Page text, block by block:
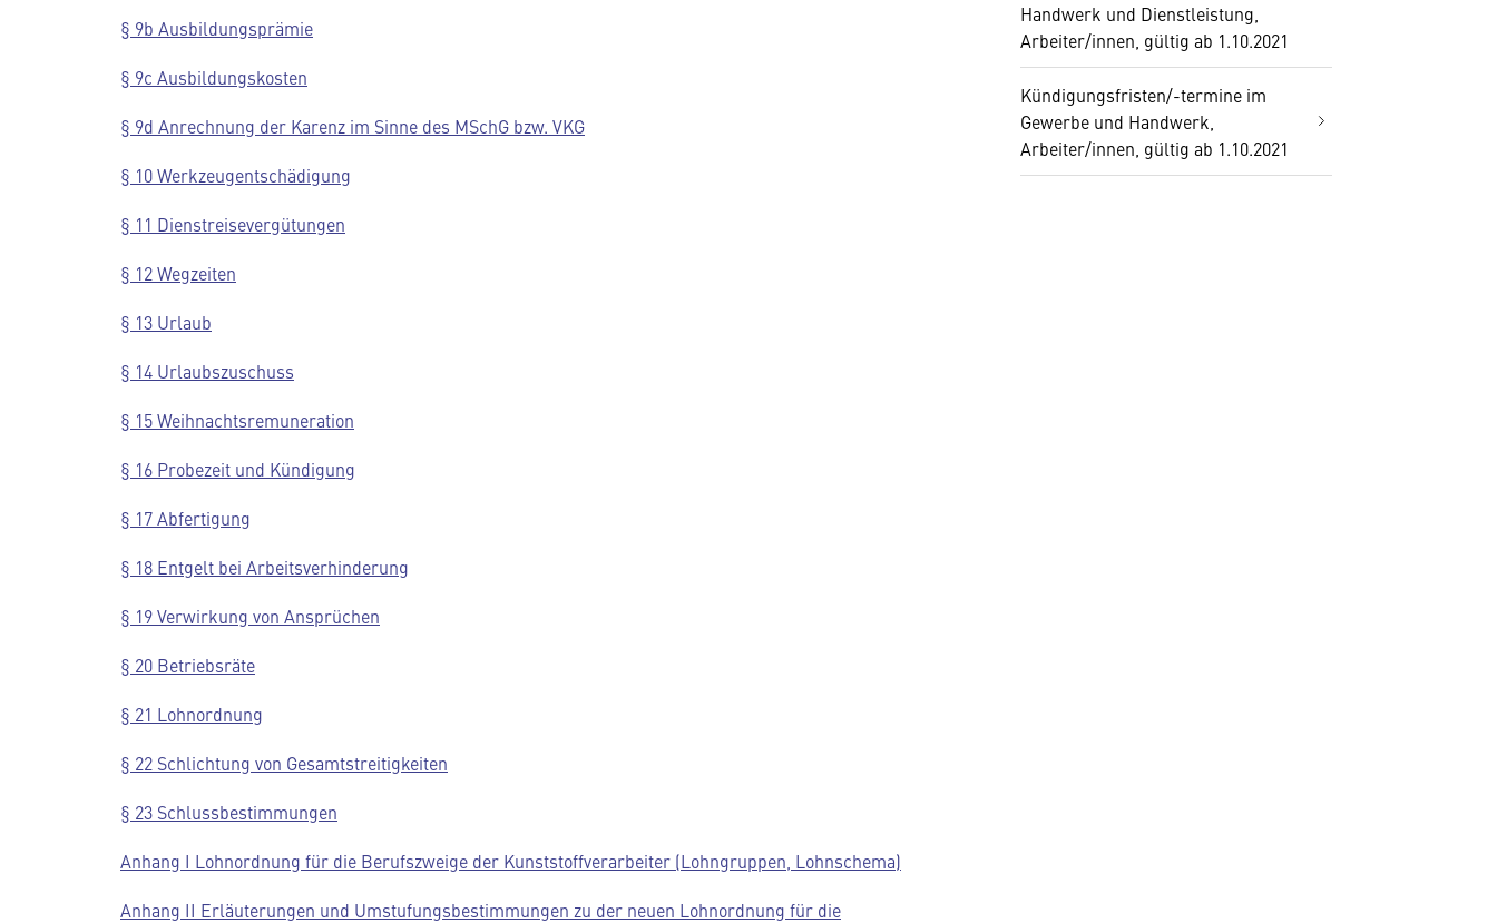
§ 9b Ausbildungsprämie
§ 9c Ausbildungskosten
§ 9d Anrechnung der Karenz im Sinne des MSchG bzw. VKG
§ 10 Werkzeugentschädigung
§ 11 Dienstreisevergütungen
§ 12 Wegzeiten
§ 13 Urlaub
§ 14 Urlaubszuschuss
§ 15 Weihnachtsremuneration
§ 16 Probezeit und Kündigung
§ 17 Abfertigung
§ 18 Entgelt bei Arbeitsverhinderung
§ 19 Verwirkung von Ansprüchen
§ 20 Betriebsräte
§ 21 Lohnordnung
§ 22 Schlichtung von Gesamtstreitigkeiten
§ 23 Schlussbestimmungen
Anhang I Lohnordnung für die Berufszweige der Kunststoffverarbeiter (Lohngruppen, Lohnschema)
Anhang II Erläuterungen und Umstufungsbestimmungen zu der neuen Lohnordnung für die
Handwerk und Dienstleistung,
Arbeiter/innen, gültig ab 1.10.2021
Kündigungsfristen/-termine im
Gewerbe und Handwerk,
Arbeiter/innen, gültig ab 1.10.2021